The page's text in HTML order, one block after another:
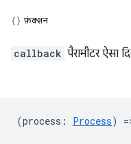
फ़ंक्शन
callback पैरामीटर ऐसा
(process : Process)